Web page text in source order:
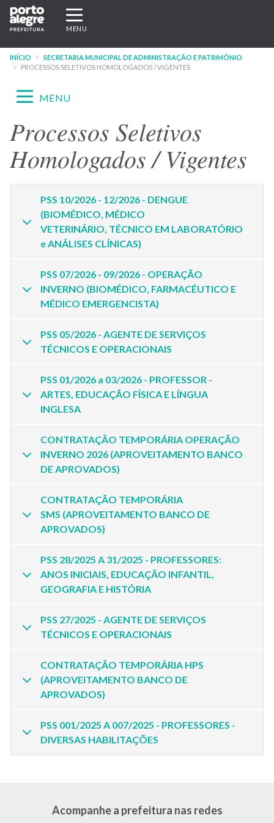
Pular
para
conteúdo
principal
Expandir/recolher
navegação
MENU
INÍCIO
SECRETARIA MUNICIPAL DE ADMINISTRAÇÃO E PATRIMÔNIO
PROCESSOS SELETIVOS HOMOLOGADOS / VIGENTES
Menu
-
site
SMAP
Expandir/recolher
MENU
Processos Seletivos
Homologados / Vigentes
PSS 10/2026 - 12/2026 - DENGUE
(BIOMÉDICO, MÉDICO
VETERINÁRIO, TÉCNICO EM LABORATÓRIO
e ANÁLISES CLÍNICAS)
PSS 07/2026 - 09/2026 - OPERAÇÃO
INVERNO (BIOMÉDICO, FARMACÊUTICO E
MÉDICO EMERGENCISTA)
PSS 05/2026 - AGENTE DE SERVIÇOS
TÉCNICOS E OPERACIONAIS
PSS 01/2026 a 03/2026 - PROFESSOR -
ARTES, EDUCAÇÃO FÍSICA E LÍNGUA
INGLESA
CONTRATAÇÃO TEMPORÁRIA OPERAÇÃO
INVERNO 2026 (APROVEITAMENTO BANCO
DE APROVADOS)
CONTRATAÇÃO TEMPORÁRIA
SMS (APROVEITAMENTO BANCO DE
APROVADOS)
PSS 28/2025 A 31/2025 - PROFESSORES:
ANOS INICIAIS, EDUCAÇÃO INFANTIL,
GEOGRAFIA E HISTÓRIA
PSS 27/2025 - AGENTE DE SERVIÇOS
TÉCNICOS E OPERACIONAIS
CONTRATAÇÃO TEMPORÁRIA HPS
(APROVEITAMENTO BANCO DE
APROVADOS)
PSS 001/2025 A 007/2025 - PROFESSORES -
DIVERSAS HABILITAÇÕES
Acompanhe a prefeitura nas redes